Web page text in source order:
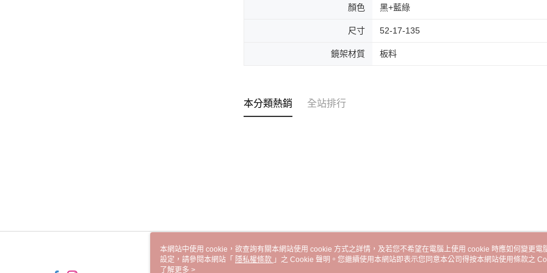
顏色 黑+藍綠
尺寸 52-17-135
鏡架材質 板料
本分類熱銷 全站排行
關於我們 客服資訊
本網站中使用 cookie，欲查詢有關本網站使用 cookie 方式之詳情，及若您不希望在電腦上使用 cookie 時應如何變更電
設定，請參閱本網站「 隱私權條款 」之 Cookie 聲明。您繼續使用本網站即表示您同意本公司得按本網站使用條款之
使用 cookie。
了解更多 >